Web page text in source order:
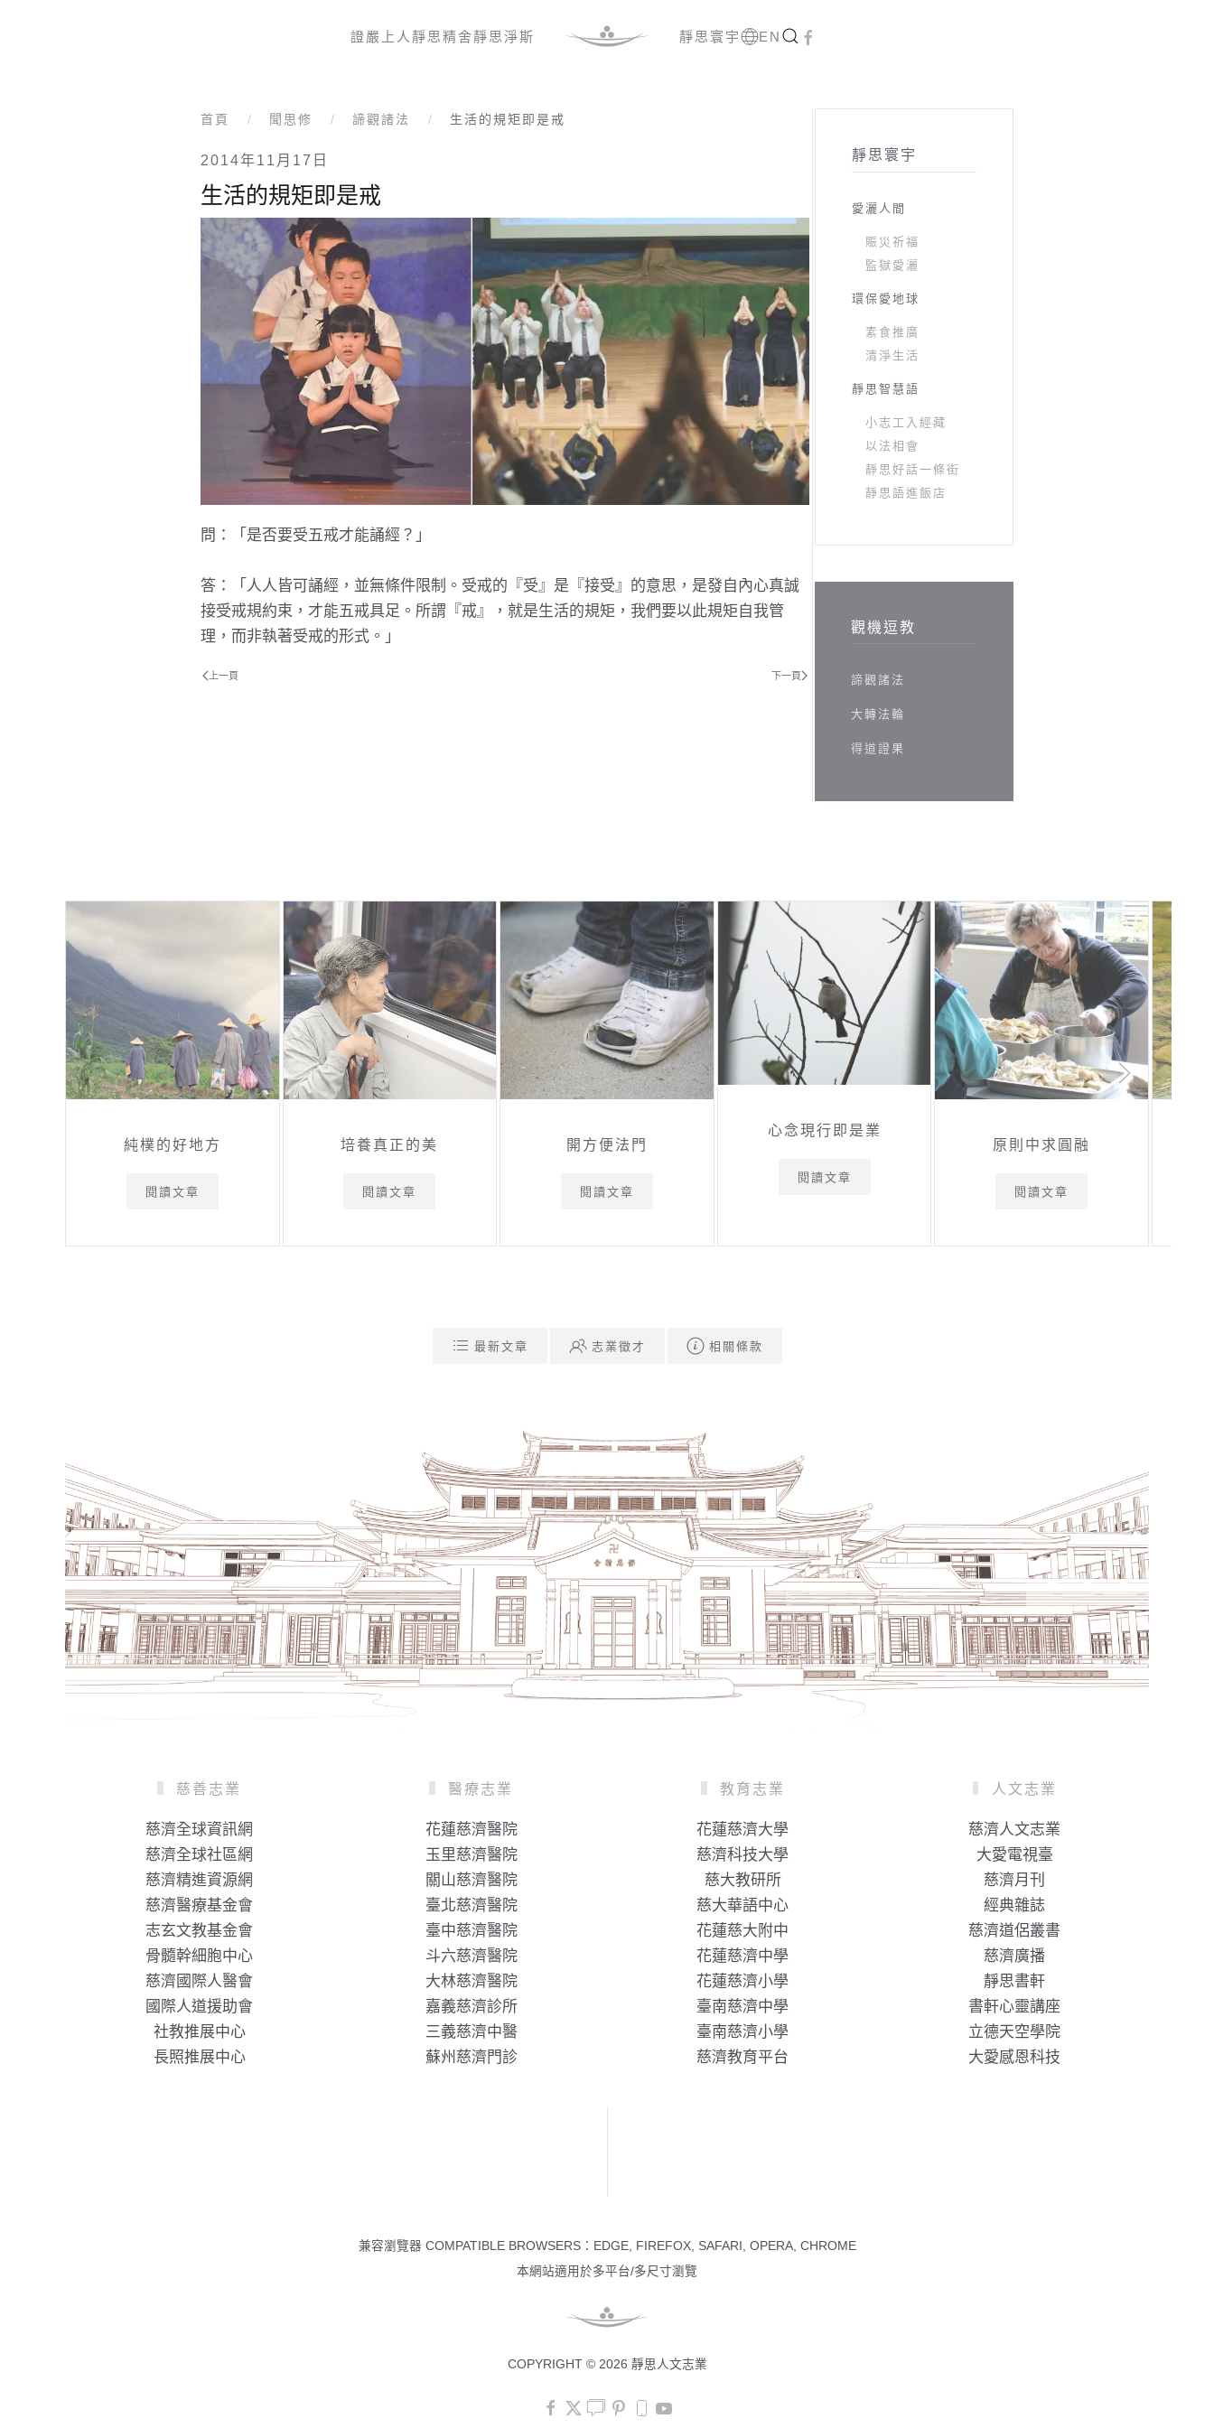
證嚴上人 靜思精舍靜思淨斯 靜思寰宇 EN
首頁 聞思修 諦觀諸法 生活的規矩即是戒
2014年11月17日
生活的規矩即是戒
問：「是否要受五戒才能誦經？」
答：「人人皆可誦經，並無條件限制。受戒的『受』是『接受』的意思，是發自內心真誠
接受戒規約束，才能五戒具足。所謂『戒』，就是生活的規矩，我們要以此規矩自我管
理，而非執著受戒的形式。」
上一頁 下一頁
靜思寰宇
愛灑人間
賑災祈福
監獄愛灑
環保愛地球
素食推廣
清淨生活
靜思智慧語
小志工入經藏
以法相會
靜思好話一條街
靜思語進飯店
觀機逗教
諦觀諸法
大轉法輪
得道證果
純樸的好地方
閱讀文章
培養真正的美
閱讀文章
開方便法門
閱讀文章
心念現行即是業
閱讀文章
原則中求圓融
閱讀文章
最新文章 志業徵才 相關條款
慈善志業
慈濟全球資訊網
慈濟全球社區網
慈濟精進資源網
慈濟醫療基金會
志玄文教基金會
骨髓幹細胞中心
慈濟國際人醫會
國際人道援助會
社教推展中心
長照推展中心
醫療志業
花蓮慈濟醫院
玉里慈濟醫院
關山慈濟醫院
臺北慈濟醫院
臺中慈濟醫院
斗六慈濟醫院
大林慈濟醫院
嘉義慈濟診所
三義慈濟中醫
蘇州慈濟門診
教育志業
花蓮慈濟大學
慈濟科技大學
慈大教研所
慈大華語中心
花蓮慈大附中
花蓮慈濟中學
花蓮慈濟小學
臺南慈濟中學
臺南慈濟小學
慈濟教育平台
人文志業
慈濟人文志業
大愛電視臺
慈濟月刊
經典雜誌
慈濟道侶叢書
慈濟廣播
靜思書軒
書軒心靈講座
立德天空學院
大愛感恩科技
兼容瀏覽器 COMPATIBLE BROWSERS：EDGE, FIREFOX, SAFARI, OPERA, CHROME
本網站適用於多平台/多尺寸瀏覽
COPYRIGHT © 2026 靜思人文志業